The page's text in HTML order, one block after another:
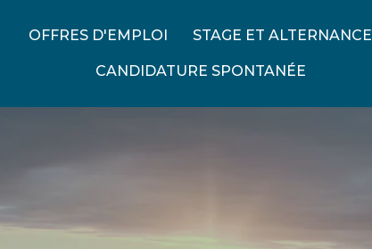
OFFRES D'EMPLOI STAGE ET ALTERNANCE
CANDIDATURE SPONTANÉE